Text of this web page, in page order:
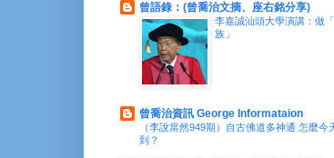
曾語錄：(曾喬治文摘、座右銘分享)
李嘉誠汕頭大學演講：做
族」
曾喬治資訊 George Informataion
（李說當然949期）自古佛道多神通 怎麼今
到？